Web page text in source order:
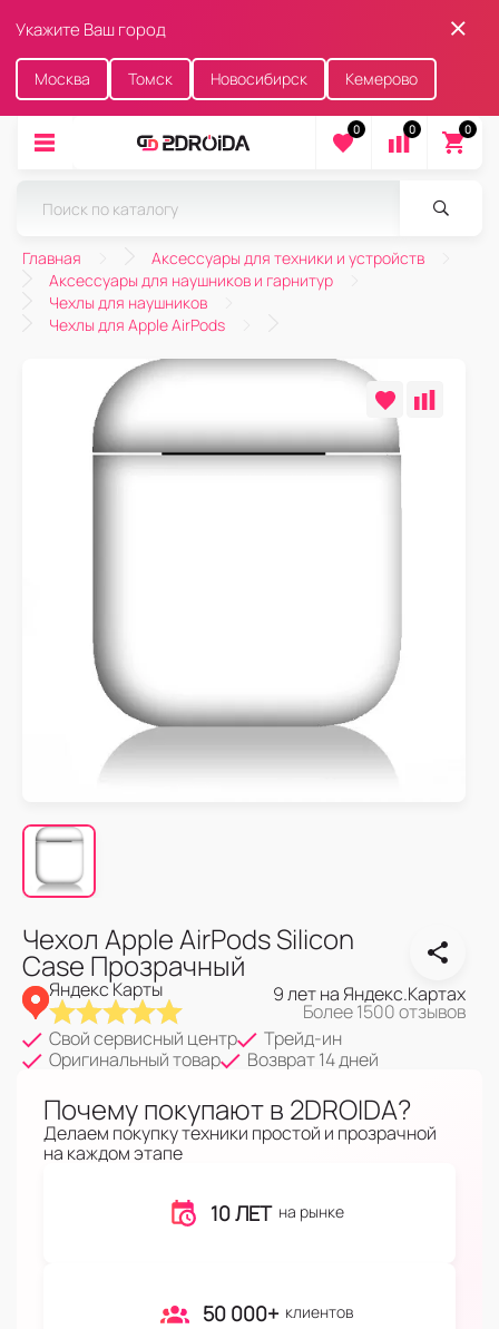
Укажите Ваш город
Москва Томск Новосибирск Кемерово
0 0 0
Главная
Аксессуары для техники и устройств
Аксессуары для наушников и гарнитур
Чехлы для наушников
Чехлы для Apple AirPods
Чехол Apple AirPods Silicon
Case Прозрачный
Яндекс Карты 9 лет на Яндекс.Картах
Более 1500 отзывов
Свой сервисный центр
Трейд-ин
Оригинальный товар
Возврат 14 дней
Почему покупают в 2DROIDA?
Делаем покупку техники простой и прозрачной
на каждом этапе
10 ЛЕТ на рынке
50 000+ клиентов